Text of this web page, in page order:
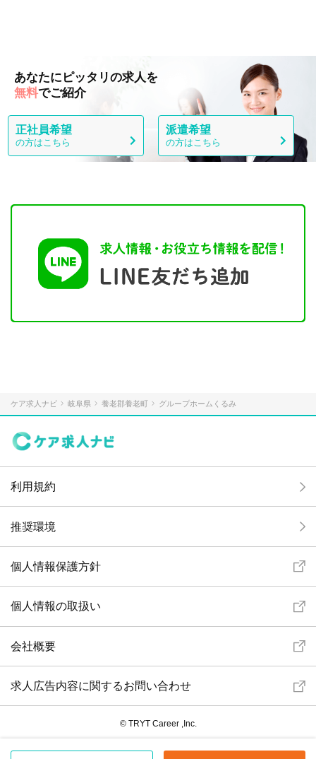
あなたにピッタリの求人を
無料でご紹介
正社員希望
の方はこちら
派遣希望
の方はこちら
ケア求人ナビ 岐阜県 養老郡養老町 グループホームくるみ
利用規約
推奨環境
個人情報保護方針
個人情報の取扱い
会社概要
求人広告内容に関するお問い合わせ
© TRYT Career ,Inc.